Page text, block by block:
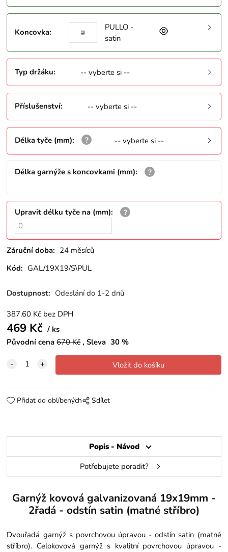
Koncovka:
PULLO -
satin
Typ držáku: -- vyberte si --
Příslušenství: -- vyberte si --
Délka tyče (mm): -- vyberte si --
Délka garnýže s koncovkami (mm):
Upravit délku tyče na (mm):
Záruční doba: 24 měsíců
Kód: GAL/19X19/S\PUL
Dostupnost: Odeslání do 1-2 dnů
387.60 Kč bez DPH
469 Kč
ks
Původní cena 670Kč Sleva 30 %
Přidat do oblíbených Sdílet
Popis - Návod
Potřebujete poradit?
Garnýž kovová galvanizovaná 19x19mm -
2řadá - odstín satin (matné stříbro)
Dvouřadá garnýž s povrchovou úpravou - odstín satin (matné
stříbro). Celokovová garnýž s kvalitní povrchovou úpravou -